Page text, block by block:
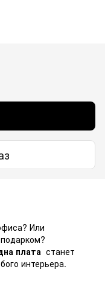
Или
плата станет
интерьера.